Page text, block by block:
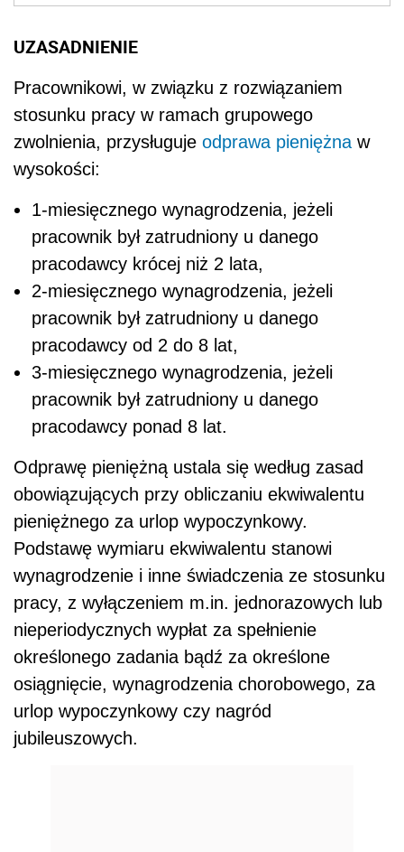
UZASADNIENIE
Pracownikowi, w związku z rozwiązaniem
stosunku pracy w ramach grupowego
zwolnienia, przysługuje odprawa pieniężna w
wysokości:
1-miesięcznego wynagrodzenia, jeżeli
pracownik był zatrudniony u danego
pracodawcy krócej niż 2 lata,
2-miesięcznego wynagrodzenia, jeżeli
pracownik był zatrudniony u danego
pracodawcy od 2 do 8 lat,
3-miesięcznego wynagrodzenia, jeżeli
pracownik był zatrudniony u danego
pracodawcy ponad 8 lat.
Odprawę pieniężną ustala się według zasad
obowiązujących przy obliczaniu ekwiwalentu
pieniężnego za urlop wypoczynkowy.
Podstawę wymiaru ekwiwalentu stanowi
wynagrodzenie i inne świadczenia ze stosunku
pracy, z wyłączeniem m.in. jednorazowych lub
nieperiodycznych wypłat za spełnienie
określonego zadania bądź za określone
osiągnięcie, wynagrodzenia chorobowego, za
urlop wypoczynkowy czy nagród
jubileuszowych.